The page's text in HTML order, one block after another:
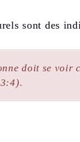
sont des
doit se voir
3:4).